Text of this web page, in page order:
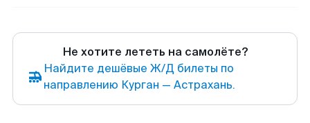
Не хотите лететь на самолёте?
Найдите дешёвые Ж/Д билеты по
направлению Курган — Астрахань.